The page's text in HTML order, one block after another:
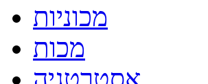
מכוניות
מכות